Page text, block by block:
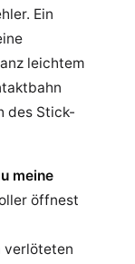
Ein
leichtem
des Stick-
meine
öffnest
verlöteten